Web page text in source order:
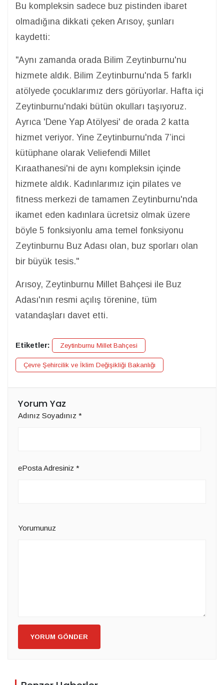
Bu kompleksin sadece buz pistinden ibaret
olmadığına dikkati çeken Arısoy, şunları
kaydetti:
"Aynı zamanda orada Bilim Zeytinburnu'nu
hizmete aldık. Bilim Zeytinburnu'nda 5 farklı
atölyede çocuklarımız ders görüyorlar. Hafta içi
Zeytinburnu'ndaki bütün okulları taşıyoruz.
Ayrıca 'Dene Yap Atölyesi' de orada 2 katta
hizmet veriyor. Yine Zeytinburnu'nda 7’inci
kütüphane olarak Veliefendi Millet
Kıraathanesi'ni de aynı kompleksin içinde
hizmete aldık. Kadınlarımız için pilates ve
fitness merkezi de tamamen Zeytinburnu'nda
ikamet eden kadınlara ücretsiz olmak üzere
böyle 5 fonksiyonlu ama temel fonksiyonu
Zeytinburnu Buz Adası olan, buz sporları olan
bir büyük tesis."
Arısoy, Zeytinburnu Millet Bahçesi ile Buz
Adası'nın resmi açılış törenine, tüm
vatandaşları davet etti.
Etiketler: Zeytinburnu Millet Bahçesi
Çevre Şehircilik ve İklim Değişikliği Bakanlığı
Yorum Yaz
Adınız Soyadınız *
ePosta Adresiniz *
Yorumunuz
YORUM GÖNDER